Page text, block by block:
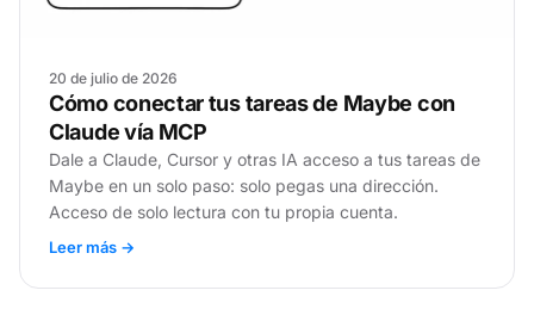
20 de julio de 2026
Cómo conectar tus tareas de Maybe con
Claude vía MCP
Dale a Claude, Cursor y otras IA acceso a tus tareas de
Maybe en un solo paso: solo pegas una dirección.
Acceso de solo lectura con tu propia cuenta.
Leer más →